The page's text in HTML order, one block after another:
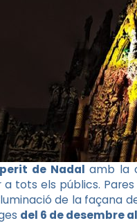
de Nadal amb la
tots els públics.
de la façana
del 6 de desembre